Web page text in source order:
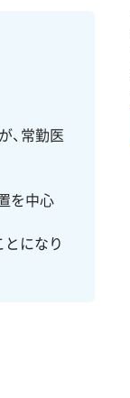
、常勤医
を中心
になり